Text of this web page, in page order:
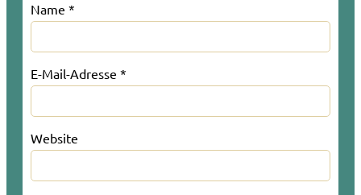
Name *
E-Mail-Adresse *
Website